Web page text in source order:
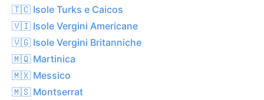
🇹🇨 Isole Turks e Caicos
🇻🇮 Isole Vergini Americane
🇻🇬 Isole Vergini Britanniche
🇲🇶 Martinica
🇲🇽 Messico
🇲🇸 Montserrat